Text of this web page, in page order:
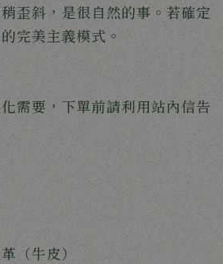
歪斜，是很自然的事。若確定
完美主義模式。
需要，下單前請利用站內信告
（牛皮）